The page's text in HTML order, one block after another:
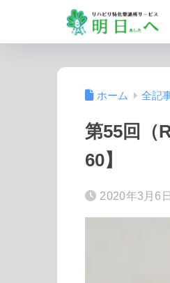
ホーム 全記
第55回（
60】
2020年3月6